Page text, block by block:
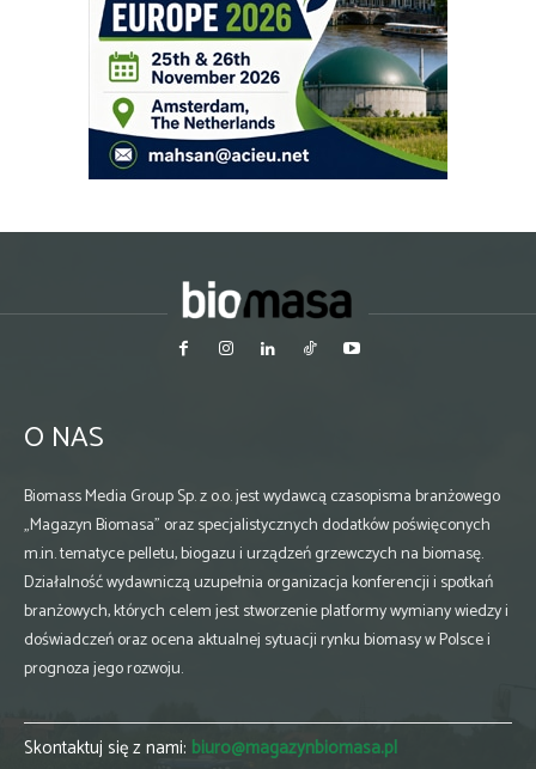
O NAS
Biomass Media Group Sp. z o.o. jest wydawcą czasopisma branżowego
„Magazyn Biomasa” oraz specjalistycznych dodatków poświęconych
m.in. tematyce pelletu, biogazu i urządzeń grzewczych na biomasę.
Działalność wydawniczą uzupełnia organizacja konferencji i spotkań
branżowych, których celem jest stworzenie platformy wymiany wiedzy i
doświadczeń oraz ocena aktualnej sytuacji rynku biomasy w Polsce i
prognoza jego rozwoju.
Skontaktuj się z nami: biuro@magazynbiomasa.pl